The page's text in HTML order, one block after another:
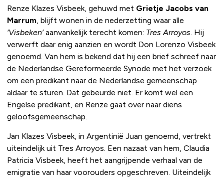
Renze Klazes Visbeek, gehuwd met Grietje Jacobs van
Marrum, blijft wonen in de nederzetting waar alle
‘Visbeken’aanvankelijk terecht komen: Tres Arroyos. Hij
verwerft daar enig aanzien en wordt Don Lorenzo Visbeek
genoemd. Van hem is bekend dat hij een brief schreef naar
de Nederlandse Gereformeerde Synode met het verzoek
om een predikant naar de Nederlandse gemeenschap
aldaar te sturen. Dat gebeurde niet. Er komt wel een
Engelse predikant, en Renze gaat over naar diens
geloofsgemeenschap.
Jan Klazes Visbeek, in Argentinië Juan genoemd, vertrekt
uiteindelijk uit Tres Arroyos. Een nazaat van hem, Claudia
Patricia Visbeek, heeft het aangrijpende verhaal van de
emigratie van haar voorouders opgeschreven. Uiteindelijk